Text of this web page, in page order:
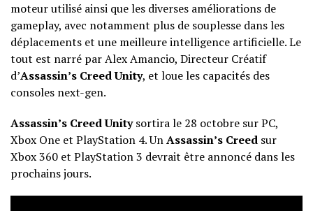
moteur utilisé ainsi que les diverses améliorations de
gameplay, avec notamment plus de souplesse dans les
déplacements et une meilleure intelligence artificielle. Le
tout est narré parAlex Amancio, Directeur Créatif
d’Assassin’s Creed Unity, et loue les capacités des
consoles next-gen.
Assassin’s Creed Unitysortira le 28 octobre sur PC,
Xbox One et PlayStation 4. UnAssassin’s Creed sur
Xbox 360 et PlayStation 3 devrait être annoncé dans les
prochains jours.